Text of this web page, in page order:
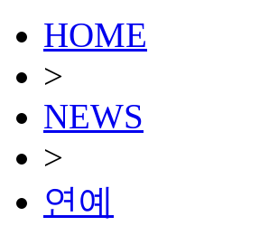
HOME
>
NEWS
>
연예